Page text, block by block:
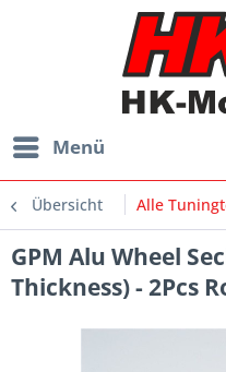
Menü
Übersicht Alle
GPM Alu Wheel
Thickness) - 2Pcs